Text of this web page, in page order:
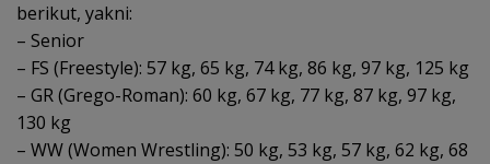
berikut, yakni:
– Senior
– FS (Freestyle): 57 kg, 65 kg, 74 kg, 86 kg, 97 kg, 125 kg
– GR (Grego-Roman): 60 kg, 67 kg, 77 kg, 87 kg, 97 kg,
130 kg
– WW (Women Wrestling): 50 kg, 53 kg, 57 kg, 62 kg, 68